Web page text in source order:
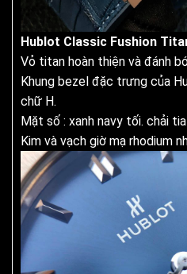
Hublot Classic Fushion
Vỏ titan hoàn thiện và đánh
Khung bezel đặc trưng của
chữ H.
Mặt số : xanh navy tối. chải
Kim và vạch giờ mạ rhodium